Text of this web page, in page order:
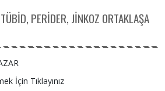
PERİDER, JİNKOZ ORTAKLAŞA
İçin Tıklayınız